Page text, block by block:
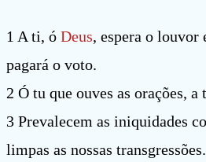
1 A ti, ó Deus, espera o louvor
pagará o voto.
2 Ó tu que ouves as orações,
3 Prevalecem as iniquidades
limpas as nossas transgressões.